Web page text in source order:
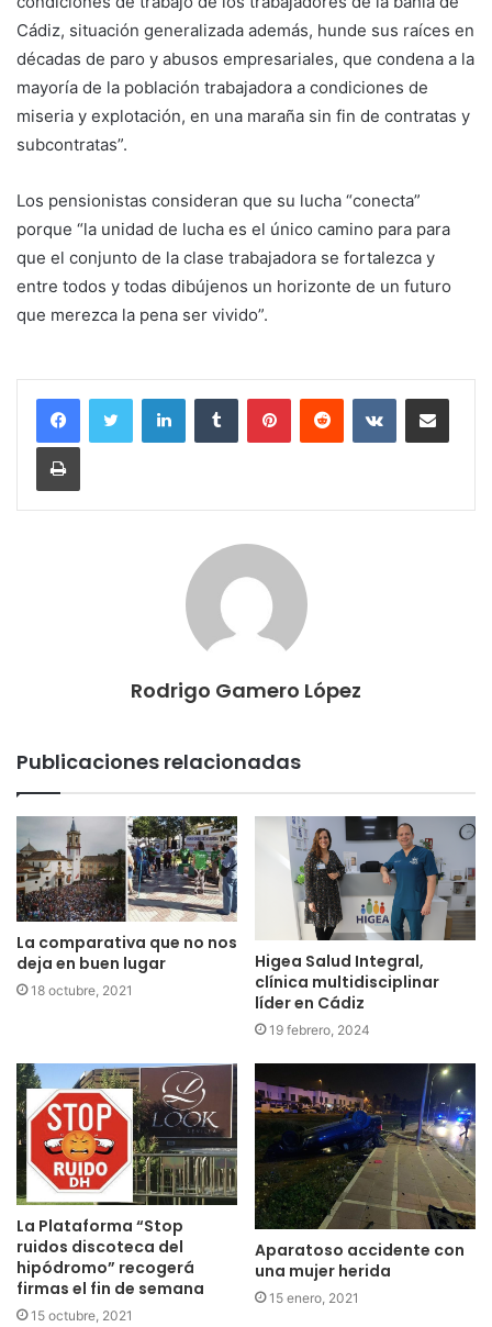
Cádiz, situación generalizada además, hunde sus raíces en
décadas de paro y abusos empresariales, que condena a la
mayoría de la población trabajadora a condiciones de
miseria y explotación, en una maraña sin fin de contratas y
subcontratas”.
Los pensionistas consideran que su lucha “conecta”
porque “la unidad de lucha es el único camino para para
que el conjunto de la clase trabajadora se fortalezca y
entre todos y todas dibújenos un horizonte de un futuro
que merezca la pena ser vivido”.
LinkedInTumblr PinterestReddit VKontakteCompartir por
Imprimir
Rodrigo Gamero López
Publicaciones relacionadas
La comparativa que no nos
deja en buen lugar
18 octubre, 2021
Higea Salud Integral,
clínica multidisciplinar
líder en Cádiz
19 febrero, 2024
La Plataforma “Stop
ruidos discoteca del
hipódromo” recogerá
firmas el fin de semana
15 octubre, 2021
Aparatoso accidente con
una mujer herida
15 enero, 2021